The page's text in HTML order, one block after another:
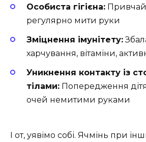
Особиста гігієна:
регулярно мити руки
Зміцнення імунітету:
харчування, вітаміни,
Уникнення контакту із
тілами: Попередження
очей немитими руками
І от, уявімо собі. Ячмінь при